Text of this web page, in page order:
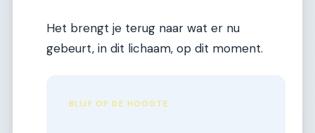
Het brengt je terug naar wat er nu
gebeurt, in dit lichaam, op dit moment.
BLIJF OP DE HOOGTE